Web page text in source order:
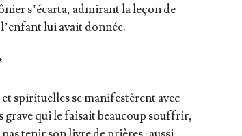
s’é­car­ta, admi­rant la leçon de
lui avait donnée.
spi­ri­tuelles se mani­fes­tèrent avec
grave qui le fai­sait beau­coup souf­frir,